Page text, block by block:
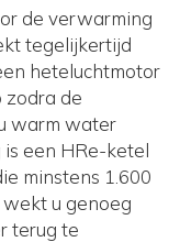
de verwarming
tegelijkertijd
heteluchtmotor
zodra de
warm water
een HRe-ketel
minstens 1.600
u genoeg
terug te